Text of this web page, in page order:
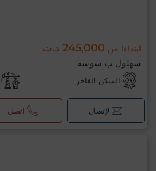
ابتداءا من 245,000 د.ت
سهلول ب سوسة
السكن الفاخر
لإتصال اتصل